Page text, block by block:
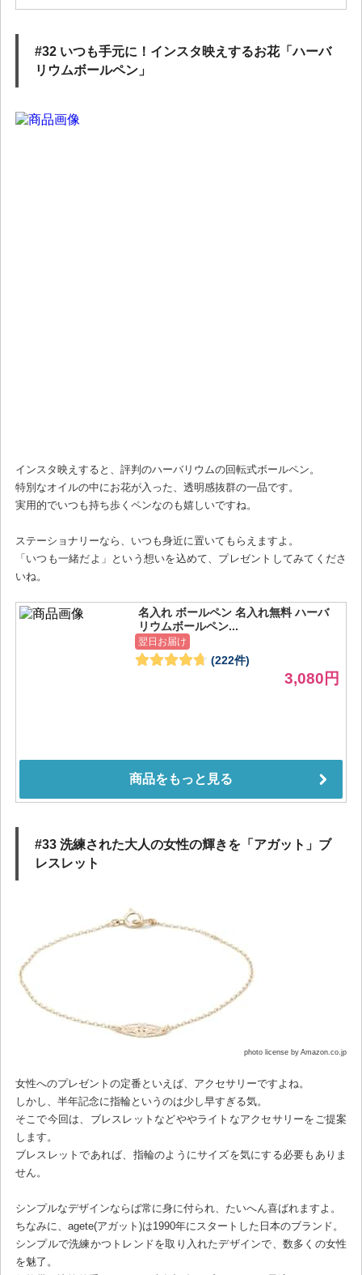
#32 いつも手元に！インスタ映えするお花「ハーバ
リウムボールペン」
インスタ映えすると、評判のハーバリウムの回転式ボールペン。
特別なオイルの中にお花が入った、透明感抜群の一品です。
実用的でいつも持ち歩くペンなのも嬉しいですね。
ステーショナリーなら、いつも身近に置いてもらえますよ。
「いつも一緒だよ」という想いを込めて、プレゼントしてみてくださ
いね。
#33 洗練された大人の女性の輝きを「アガット」ブ
レスレット
photo license by Amazon.co.jp
女性へのプレゼントの定番といえば、アクセサリーですよね。
しかし、半年記念に指輪というのは少し早すぎる気。
そこで今回は、ブレスレットなどややライトなアクセサリーをご提案
します。
ブレスレットであれば、指輪のようにサイズを気にする必要もありま
せん。
シンプルなデザインならば常に身に付られ、たいへん喜ばれますよ。
ちなみに、agete(アガット)は1990年にスタートした日本のブランド。
シンプルで洗練かつトレンドを取り入れたデザインで、数多くの女性
を魅了。